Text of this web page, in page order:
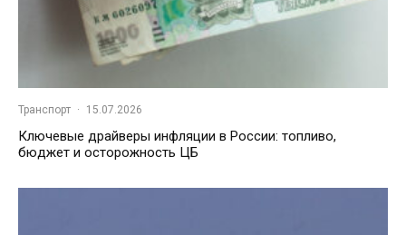
Транспорт · 15.07.2026
Ключевые драйверы инфляции в России: топливо,
бюджет и осторожность ЦБ